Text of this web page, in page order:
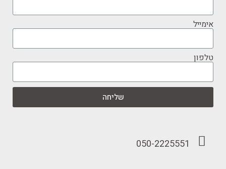
אימייל
טלפון
שליחה
050-2225551